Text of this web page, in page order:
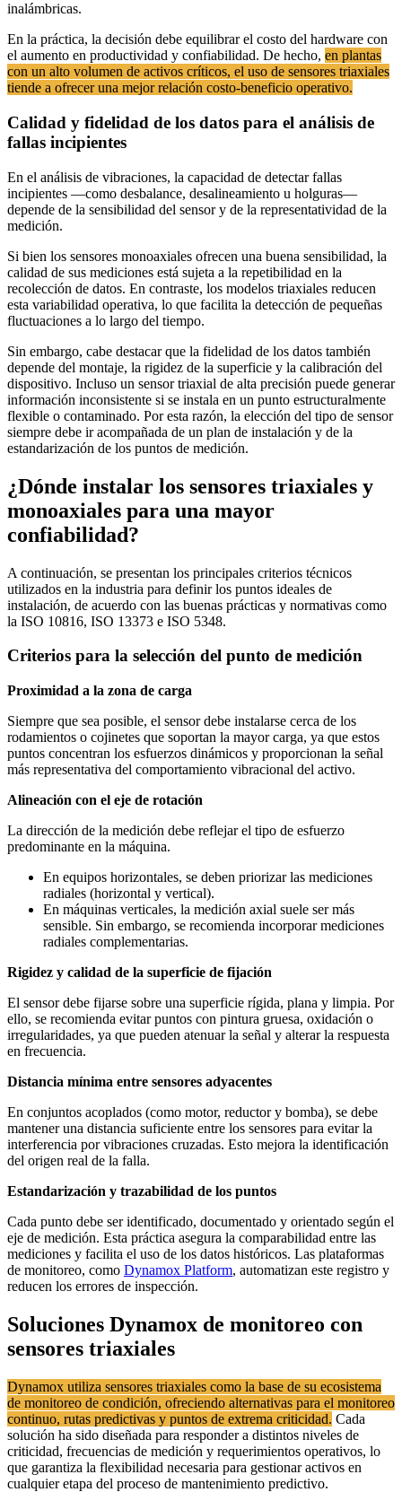
inalámbricas.
En la práctica, la decisión debe equilibrar el costo del hardware con
el aumento en productividad y confiabilidad. De hecho, en plantas
con un alto volumen de activos críticos, el uso de sensores triaxiales
tiende a ofrecer una mejor relación costo-beneficio operativo.
Calidad y fidelidad de los datos para el análisis de
fallas incipientes
En el análisis de vibraciones, la capacidad de detectar fallas
incipientes —como desbalance, desalineamiento u holguras—
depende de la sensibilidad del sensor y de la representatividad de la
medición.
Si bien los sensores monoaxiales ofrecen una buena sensibilidad, la
calidad de sus mediciones está sujeta a la repetibilidad en la
recolección de datos. En contraste, los modelos triaxiales reducen
esta variabilidad operativa, lo que facilita la detección de pequeñas
fluctuaciones a lo largo del tiempo.
Sin embargo, cabe destacar que la fidelidad de los datos también
depende del montaje, la rigidez de la superficie y la calibración del
dispositivo. Incluso un sensor triaxial de alta precisión puede generar
información inconsistente si se instala en un punto estructuralmente
flexible o contaminado. Por esta razón, la elección del tipo de sensor
siempre debe ir acompañada de un plan de instalación y de la
estandarización de los puntos de medición.
¿Dónde instalar los sensores triaxiales y
monoaxiales para una mayor
confiabilidad?
A continuación, se presentan los principales criterios técnicos
utilizados en la industria para definir los puntos ideales de
instalación, de acuerdo con las buenas prácticas y normativas como
la ISO 10816, ISO 13373 e ISO 5348.
Criterios para la selección del punto de medición
Proximidad a la zona de carga
Siempre que sea posible, el sensor debe instalarse cerca de los
rodamientos o cojinetes que soportan la mayor carga, ya que estos
puntos concentran los esfuerzos dinámicos y proporcionan la señal
más representativa del comportamiento vibracional del activo.
Alineación con el eje de rotación
La dirección de la medición debe reflejar el tipo de esfuerzo
predominante en la máquina.
En equipos horizontales, se deben priorizar las mediciones
radiales (horizontal y vertical).
En máquinas verticales, la medición axial suele ser más
sensible. Sin embargo, se recomienda incorporar mediciones
radiales complementarias.
Rigidez y calidad de la superficie de fijación
El sensor debe fijarse sobre una superficie rígida, plana y limpia. Por
ello, se recomienda evitar puntos con pintura gruesa, oxidación o
irregularidades, ya que pueden atenuar la señal y alterar la respuesta
en frecuencia.
Distancia mínima entre sensores adyacentes
En conjuntos acoplados (como motor, reductor y bomba), se debe
mantener una distancia suficiente entre los sensores para evitar la
interferencia por vibraciones cruzadas. Esto mejora la identificación
del origen real de la falla.
Estandarización y trazabilidad de los puntos
Cada punto debe ser identificado, documentado y orientado según el
eje de medición. Esta práctica asegura la comparabilidad entre las
mediciones y facilita el uso de los datos históricos. Las plataformas
de monitoreo, como Dynamox Platform, automatizan este registro y
reducen los errores de inspección.
Soluciones Dynamox de monitoreo con
sensores triaxiales
Dynamox utiliza sensores triaxiales como la base de su ecosistema
de monitoreo de condición, ofreciendo alternativas para el monitoreo
continuo, rutas predictivas y puntos de extrema criticidad. Cada
solución ha sido diseñada para responder a distintos niveles de
criticidad, frecuencias de medición y requerimientos operativos, lo
que garantiza la flexibilidad necesaria para gestionar activos en
cualquier etapa del proceso de mantenimiento predictivo.